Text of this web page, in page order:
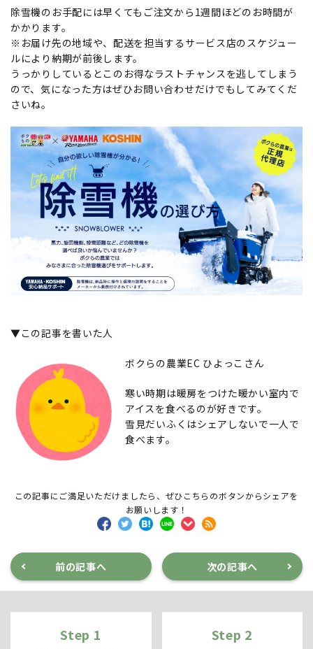
除雪機のお手配には早くてもご注文から1週間ほどのお時間が
かかります。
※お届け先の地域や、配送を担当するサービス店のスケジュー
ルにより納期が前後します。
うっかりしているとこのお得なラストチャンスを逃してしまう
ので、気になった方はぜひお問い合わせだけでもしてみてくだ
さいね。
▼この記事を書いた人
ボクらの農業EC ひよっこさん
寒い時期は暖房をつけた暖かい室内で
アイスを食べるのが好きです。
雪見だいふくはシェアしないで一人で
食べます。
この記事にご満足いただけましたら、ぜひこちらのボタンからシェアを
お願いします！
前の記事へ 次の記事へ
Step 1 Step 2